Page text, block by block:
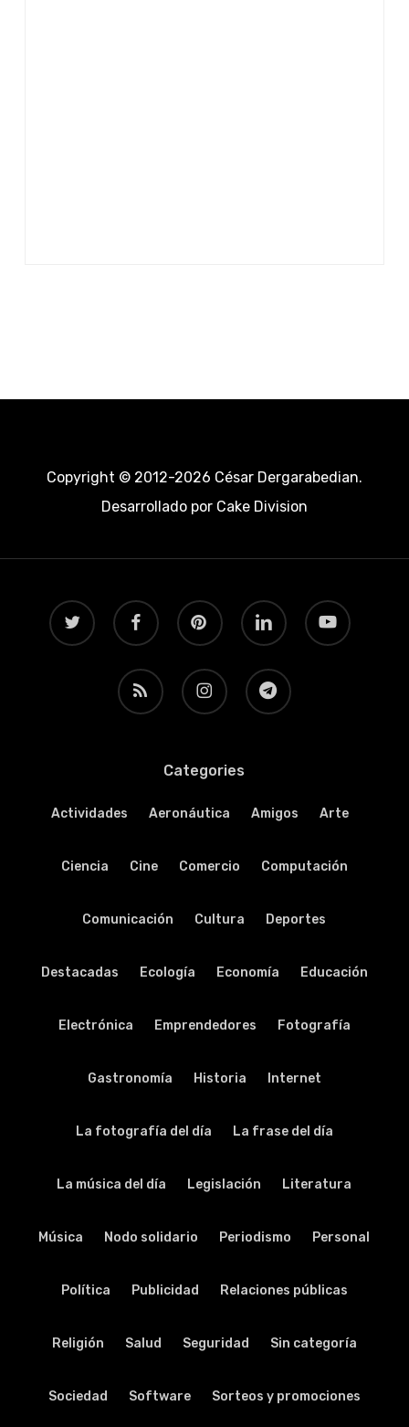
Copyright © 2012-2026 César Dergarabedian.
Desarrollado porCake Division
twitter facebook pinterest linkedin youtube
RSS instagram telegram
Categories
Actividades Aeronáutica Amigos Arte
Ciencia Cine Comercio Computación
Comunicación Cultura Deportes
Destacadas Ecología Economía Educación
Electrónica Emprendedores Fotografía
Gastronomía Historia Internet
La fotografía del día La frase del día
La música del día Legislación Literatura
Música Nodo solidario Periodismo Personal
Política Publicidad Relaciones públicas
Religión Salud Seguridad Sin categoría
Sociedad Software Sorteos y promociones